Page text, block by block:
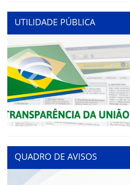
UTILIDADE PÚBLICA
Previous
QUADRO DE AVISOS